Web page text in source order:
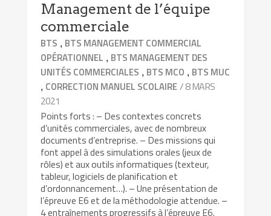
Management de l’équipe
commerciale
BTS , BTS MANAGEMENT COMMERCIAL
OPÉRATIONNEL , BTS MANAGEMENT DES
UNITÉS COMMERCIALES , BTS MCO , BTS MUC
, CORRECTION MANUEL SCOLAIRE/ 8 MARS
2021
Points forts : – Des contextes concrets
d’unités commerciales, avec de nombreux
documents d’entreprise. – Des missions qui
font appel à des simulations orales (jeux de
rôles) et aux outils informatiques (texteur,
tableur, logiciels de planification et
d’ordonnancement…). – Une présentation de
l’épreuve E6 et de la méthodologie attendue. –
4 entraînements progressifs à l’épreuve E6.